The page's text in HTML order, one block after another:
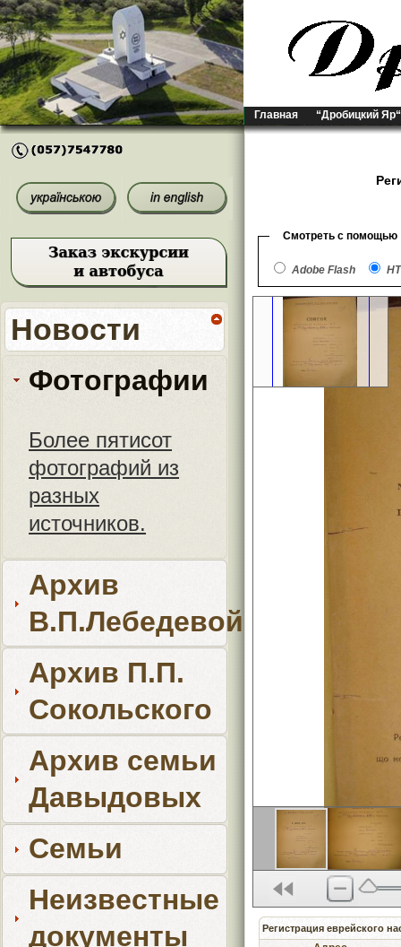
Главная “Дробицкий Яр“
Новости
Фотографии
Более пятисот
фотографий из
разных
источников.
Архив
В.П.Лебедевой
Архив П.П.
Сокольского
Архив семьи
Давыдовых
Семьи
Неизвестные
документы
Смотреть с помощью
Adobe Flash
Регистрация еврейского